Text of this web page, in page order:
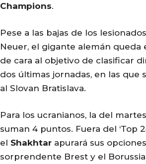
Champions.
Pese a las bajas de los
Neuer, el gigante alemán queda
de cara al objetivo de clasificar
dos últimas jornadas, en las que
al Slovan Bratislava.
Para los ucranianos, la del
suman 4 puntos. Fuera del ‘Top
el Shakhtar apurará sus
sorprendente Brest y el